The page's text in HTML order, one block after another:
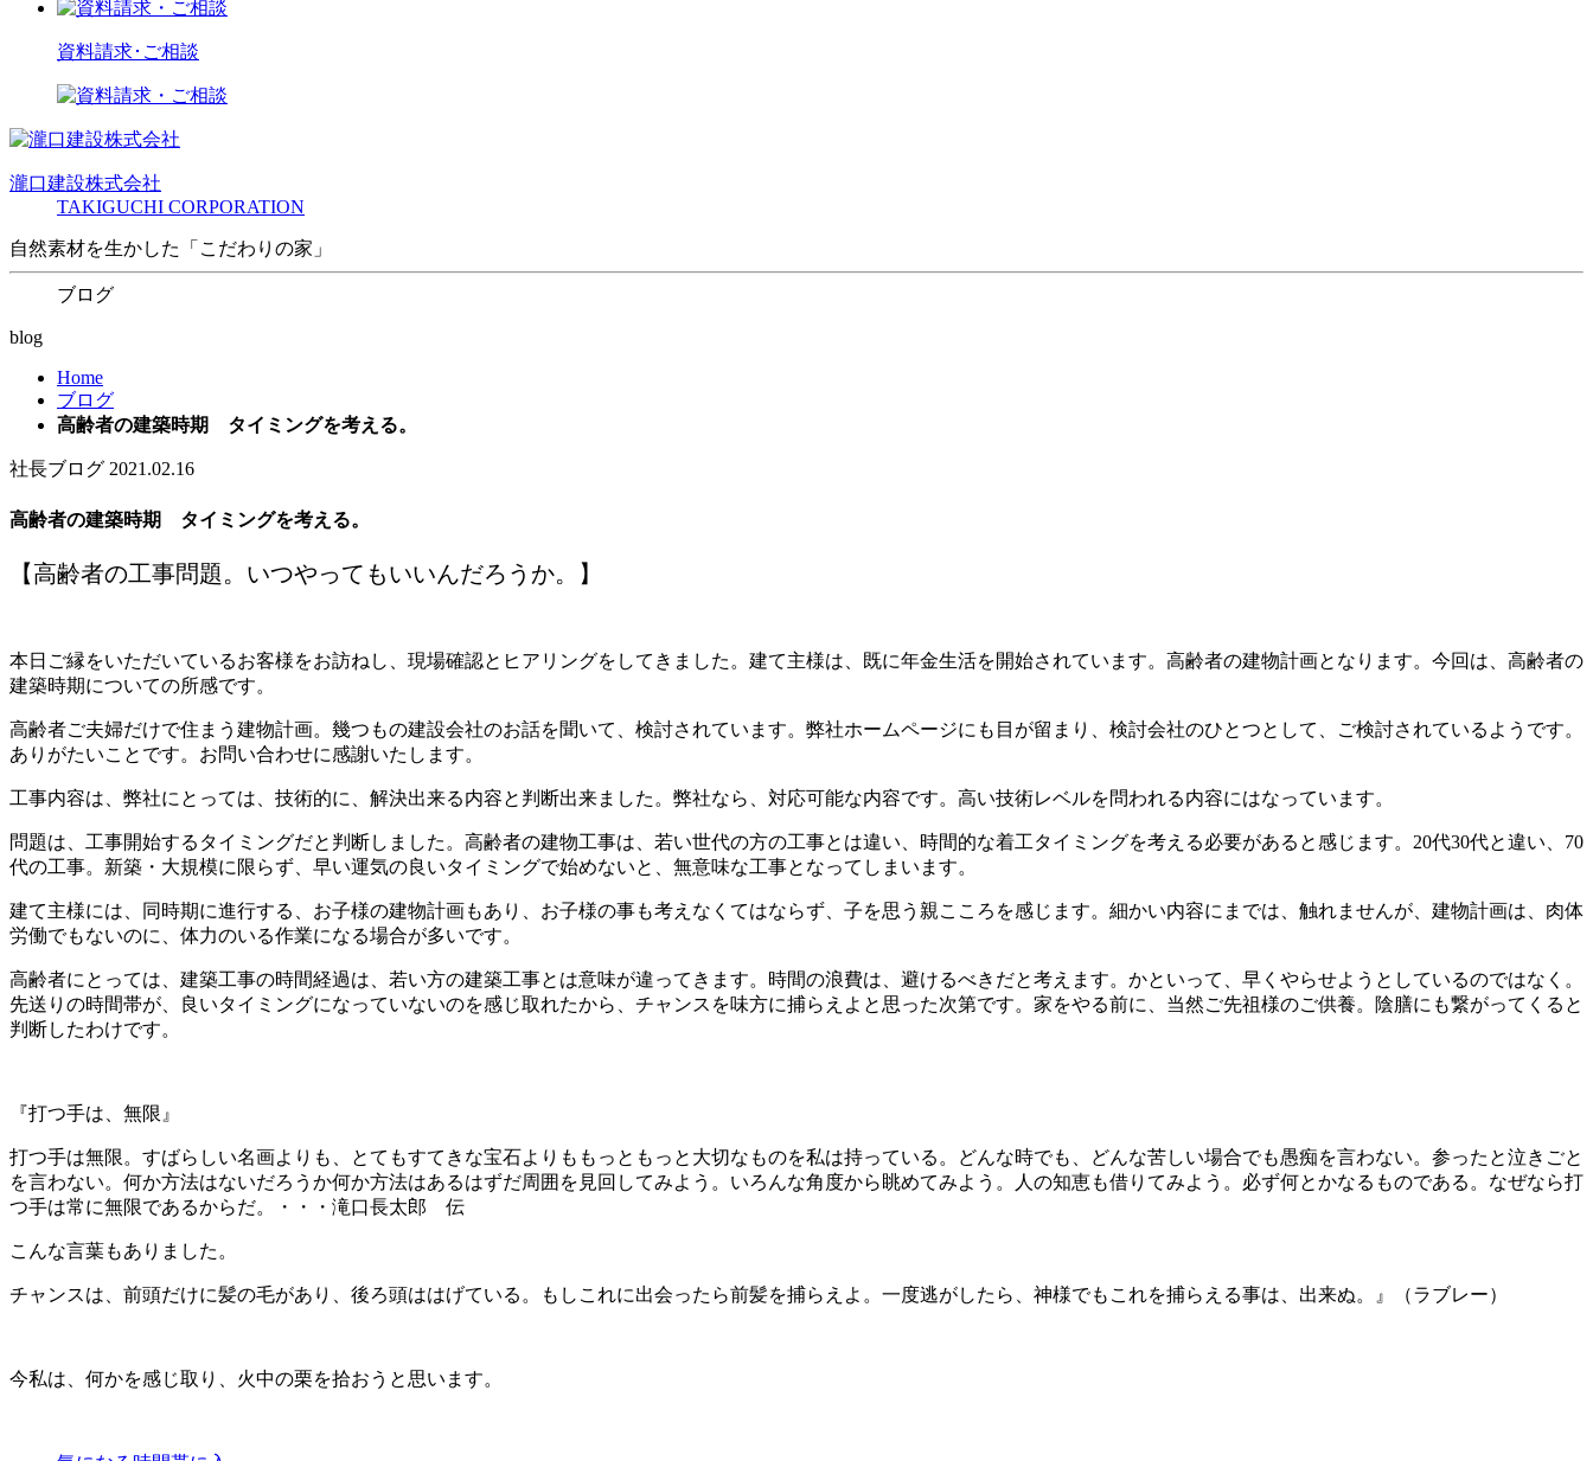
資料請求･ご相談
瀧口建設株式会社
TAKIGUCHI CORPORATION
自然素材を生かした「こだわりの家」
ブログ
blog
Home
ブログ
高齢者の建築時期 タイミングを考える。
社長ブログ 2021.02.16
高齢者の建築時期 タイミングを考える。
【高齢者の工事問題。いつやってもいいんだろうか。】
本日ご縁をいただいているお客様をお訪ねし、現場確認とヒアリングをしてきました。建て主様は、既に年金生活を開始されています。高齢者の建物計画となります。今回は、高齢者の
建築時期についての所感です。
高齢者ご夫婦だけで住まう建物計画。幾つもの建設会社のお話を聞いて、検討されています。弊社ホームページにも目が留まり、検討会社のひとつとして、ご検討されているようです。
ありがたいことです。お問い合わせに感謝いたします。
工事内容は、弊社にとっては、技術的に、解決出来る内容と判断出来ました。弊社なら、対応可能な内容です。高い技術レベルを問われる内容にはなっています。
問題は、工事開始するタイミングだと判断しました。高齢者の建物工事は、若い世代の方の工事とは違い、時間的な着工タイミングを考える必要があると感じます。20代30代と違い、70
代の工事。新築・大規模に限らず、早い運気の良いタイミングで始めないと、無意味な工事となってしまいます。
建て主様には、同時期に進行する、お子様の建物計画もあり、お子様の事も考えなくてはならず、子を思う親こころを感じます。細かい内容にまでは、触れませんが、建物計画は、肉体
労働でもないのに、体力のいる作業になる場合が多いです。
高齢者にとっては、建築工事の時間経過は、若い方の建築工事とは意味が違ってきます。時間の浪費は、避けるべきだと考えます。かといって、早くやらせようとしているのではなく。
先送りの時間帯が、良いタイミングになっていないのを感じ取れたから、チャンスを味方に捕らえよと思った次第です。家をやる前に、当然ご先祖様のご供養。陰膳にも繋がってくると
判断したわけです。
『打つ手は、無限』
打つ手は無限。すばらしい名画よりも、とてもすてきな宝石よりももっともっと大切なものを私は持っている。どんな時でも、どんな苦しい場合でも愚痴を言わない。参ったと泣きごと
を言わない。何か方法はないだろうか何か方法はあるはずだ周囲を見回してみよう。いろんな角度から眺めてみよう。人の知恵も借りてみよう。必ず何とかなるものである。なぜなら打
つ手は常に無限であるからだ。・・・滝口長太郎 伝
こんな言葉もありました。
チャンスは、前頭だけに髪の毛があり、後ろ頭ははげている。もしこれに出会ったら前髪を捕らえよ。一度逃がしたら、神様でもこれを捕らえる事は、出来ぬ。』（ラブレー）
今私は、何かを感じ取り、火中の栗を拾おうと思います。